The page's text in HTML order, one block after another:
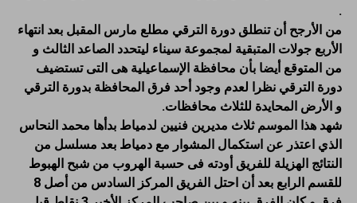
.
من الأرجح أن تنطلق دورة الترقي مطلع مارس المقبل بعد انتهاء
الأربع جولات المتبقية لمجموعة سيناء ليتحدد الصاعد الثالث و
من المتوقع أيضا بأن محافظة الإسماعيلية هى التى تستضيف
دورة الترقي نظرا لعدم وجود أحد فرق المحافظة بدورة الترقي
و الأرض المحايدة للثلاث محافظات.
شهد هذا الموسم ثلاث مديرين فنيين لدمياط بدأها محمد النحاس
الذي اعتذر عن استكمال المشوار مع دمياط بعد مسلسل من
النتائج الهزيلة للفريق أودته فى حسبة الهروب من شبح الهبوط
للقسم الرابع بعد أن احتل الفريق المركز السادس من أصل 8